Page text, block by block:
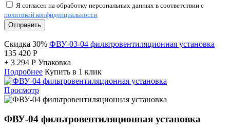
Я согласен на обработку персональных данных в соответствии с
политикой конфиденциальности
Отправить
Скидка 30% ФВУ-03-04 фильтровентиляционная установка
135 420 Р
+ 3 294 Р Упаковка
Подробнее Купить в 1 клик
Просмотр
ФВУ-04 фильтровентиляционная установка